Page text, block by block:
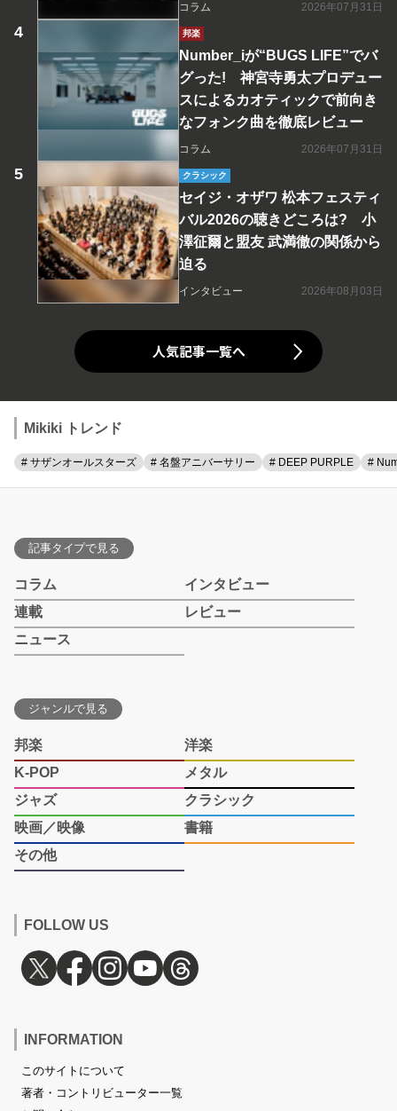
コラム 2026年07月31日
邦楽
Number_iが“BUGS LIFE”でバ
グった! 神宮寺勇太プロデュー
スによるカオティックで前向き
なフォンク曲を徹底レビュー
コラム 2026年07月31日
クラシック
セイジ・オザワ 松本フェスティ
バル2026の聴きどころは? 小
澤征爾と盟友 武満徹の関係から
迫る
インタビュー 2026年08月03日
人気記事一覧へ
Mikiki トレンド
# サザンオールスターズ # 名盤アニバーサリー # DEEP PURPLE #
記事タイプで見る
コラム
インタビュー
連載
レビュー
ニュース
ジャンルで見る
邦楽
洋楽
K-POP
メタル
ジャズ
クラシック
映画／映像
書籍
その他
FOLLOW US
INFORMATION
このサイトについて
著者・コントリビューター一覧